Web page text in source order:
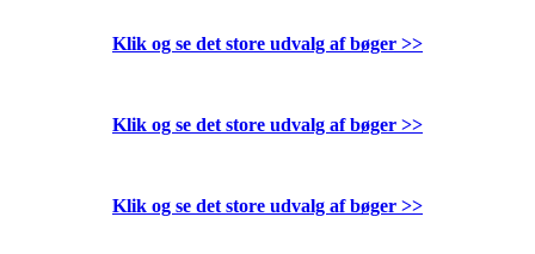
Klik og se det store udvalg af bøger >>
Klik og se det store udvalg af bøger >>
Klik og se det store udvalg af bøger >>